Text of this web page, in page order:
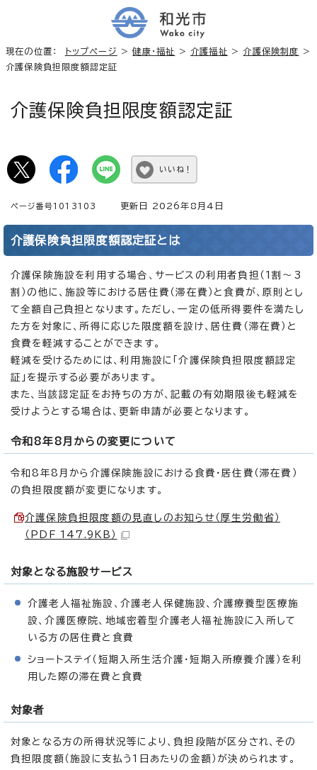
現在の位置： トップページ >健康・福祉 > 介護福祉 > 介護保険制度
>
介護保険負担限度額認定証
介護保険負担限度額認定証
いいね！
ページ番号1013103 更新日 2026年8月4日
介護保険負担限度額認定証とは
介護保険施設を利用する場合、サービスの利用者負担（1割～3
割）の他に、施設等における居住費（滞在費）と食費が、原則とし
て全額自己負担となります。ただし、一定の低所得要件を満たし
た方を対象に、所得に応じた限度額を設け、居住費（滞在費）と
食費を軽減することができます。
軽減を受けるためには、利用施設に「介護保険負担限度額認定
証」を提示する必要があります。
また、当該認定証をお持ちの方が、記載の有効期限後も軽減を
受けようとする場合は、更新申請が必要となります。
令和8年8月からの変更について
令和8年8月から介護保険施設における食費・居住費（滞在費）
の負担限度額が変更になります。
介護保険負担限度額の見直しのお知らせ（厚生労働省）
（PDF 147.9KB）
対象となる施設サービス
介護老人福祉施設、介護老人保健施設、介護療養型医療施
設、介護医療院、地域密着型介護老人福祉施設に入所して
いる方の居住費と食費
ショートステイ（短期入所生活介護・短期入所療養介護）を利
用した際の滞在費と食費
対象者
対象となる方の所得状況等により、負担段階が区分され、その
負担限度額（施設に支払う1日あたりの金額）が決められます。